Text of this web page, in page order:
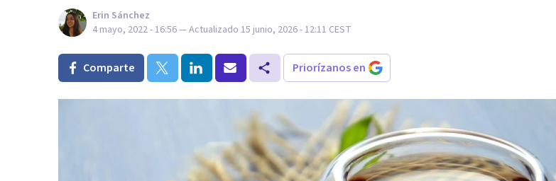
Erin Sánchez
4 mayo, 2022 - 16:56— Actualizado 15 junio, 2026 - 12:11 CEST
Comparte Priorízanos en